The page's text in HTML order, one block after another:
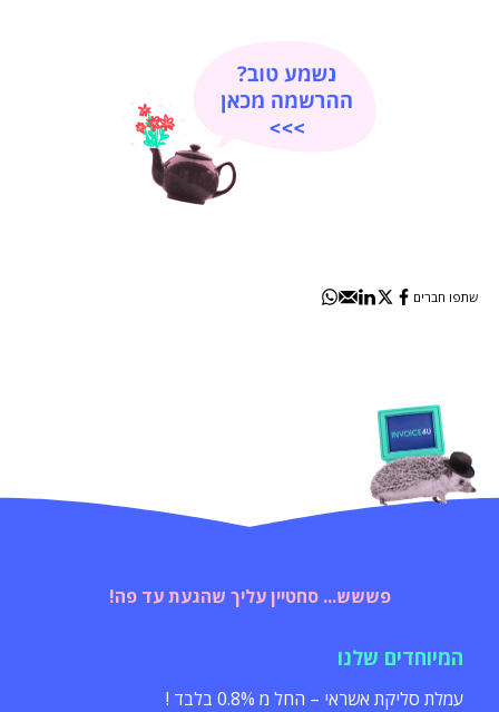
שתפו חברים
פששש... סחטיין עליך שהגעת עד פה!
המיוחדים שלנו
עמלת סליקת אשראי – החל מ 0.8% בלבד !